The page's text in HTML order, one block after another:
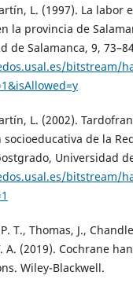
L. (1997). La labor
la provincia de
de Salamanca, 9,
bitstream/
L. (2002).
de la
Universidad
bitstream/
T., Thomas, J.,
A. (2019). Cochrane
Wiley-Blackwell.